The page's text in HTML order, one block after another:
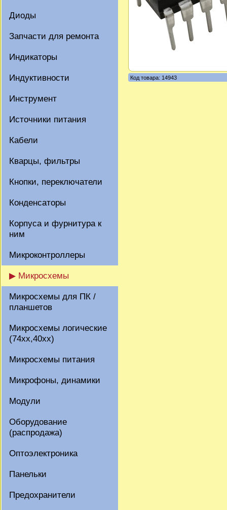
Диоды
Запчасти для ремонта
Индикаторы
Индуктивности
Инструмент
Источники питания
Кабели
Кварцы, фильтры
Кнопки, переключатели
Конденсаторы
Корпуса и фурнитура к
ним
Микроконтроллеры
▶ Микросхемы
Микросхемы для ПК /
планшетов
Микросхемы логические
(74xx,40xx)
Микросхемы питания
Микрофоны, динамики
Модули
Оборудование
(распродажа)
Оптоэлектроника
Панельки
Предохранители
Код товара: 14943